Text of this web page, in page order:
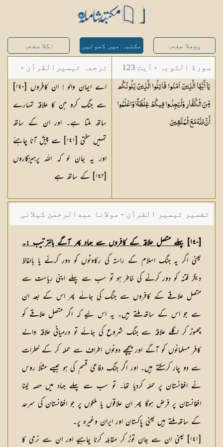
پچھلا صفحہ مکتبہ میں کھولیں اگلا صفحہ
سورة التوبہ - آیت 123
يَا أَيُّهَا الَّذِينَ آمَنُوا قَاتِلُوا الَّذِينَ يَلُونَكُم
مِّنَ الْكُفَّارِ وَلْيَجِدُوا فِيكُمْ غِلْظَةً ۚ وَاعْلَمُوا
أَنَّ اللَّهَ مَعَالْمُتَّقِينَ
ترجمہ تیسیرالقرآن -
مولانا عبد الرحمن
کیلانی
اے ایمان والو ! ان کافروں [١٤٠]
سے جنگ کرو جن کا علاقہ تمہارے
ساتھ ملتا ہے۔ اور ان کے ساتھ
تمہیں سختی [١٤١] سے پیش آنا چاہئے
اور یہ جان لو کہ اللہ پرہیزگاروں
[١٤٢] کے ساتھ ہے
تفسیر تیسیر القرآن - مولانا عبدالرحمٰن کیلانی
[١٤٠]
پہلے متصل علاقہ کے کافروں سے جہاد پھر آگے بالترتیب :۔
یعنی اگر یہ جنگ اسلام کے راستہ کی رکاوٹوں کو دور کرنے یا بالفاظ
دیگر فتنہ کو دور کرنے کی خاطر ہو تو سب سے پہلے اپنی ریاست سے
متصل علاقے کے کافروں سے جنگ کی جائے پھر اس کے بعد ان
سے جو اس کے ساتھ ملتے ہیں۔ یہ اس لیے کہ اگر متصل علاقے کو
چھوڑ کر اگلے علاقہ سے جنگ شروع کی جائے تو درمیانی علاقہ والے
کافر مسلمانوں کو آگے اور پیچھے دونوں اطراف سے حملہ کر کے خطرات
سے دو چار کرسکتے ہیں۔ اور اگر جنگ دفاعی قسم کی ہو جیسے مثلًا روس
نے افغانستان پر حملہ کردیا تھا۔ تو سب سے پہلے جہاد میں حصہ لینا
افغانستان پر فرض ہوگا پھر ان علاقوں یا ملکوں پر جو افغانستان کی سرحد
کے ساتھ ملتے ہیں یعنی پاکستان اور ایران وغیرہ پر۔
[١٤١] یعنی ان سے جان توڑ کر مقابلہ کرنا چاہیے اور ان سے نرمی کا